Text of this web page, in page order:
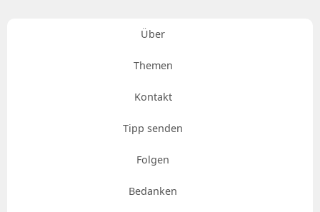
Über
Themen
Kontakt
Tipp senden
Folgen
Bedanken